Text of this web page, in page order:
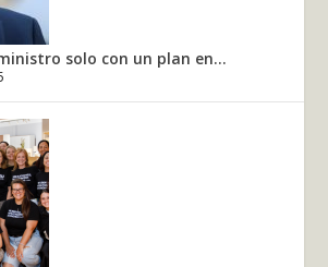
solo con un plan en...